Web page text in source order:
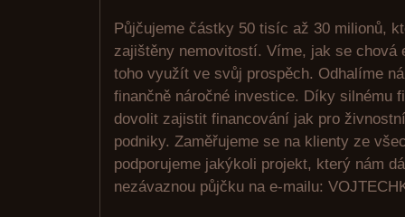
Půjčujeme částky 50 tisíc až 30 milionů,
zajištěny nemovitostí. Víme, jak se chová
toho využít ve svůj prospěch. Odhalíme
finančně náročné investice. Díky silnému
dovolit zajistit financování jak pro
podniky. Zaměřujeme se na klienty ze
podporujeme jakýkoli projekt, který nám
nezávaznou půjčku na e-mailu: